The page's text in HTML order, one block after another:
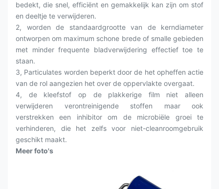
bedekt, die snel, efficiënt en gemakkelijk kan zijn om stof
en deeltje te verwijderen.
2, worden de standaardgrootte van de kerndiameter
ontworpen om maximum schone brede of smalle gebieden
met minder frequente bladverwijdering effectief toe te
staan.
3, Particulates worden beperkt door de het opheffen actie
van de rol aangezien het over de oppervlakte overgaat.
4, de kleefstof op de plakkerige film niet alleen
verwijderen verontreinigende stoffen maar ook
verstrekken een inhibitor om de microbiële groei te
verhinderen, die het zelfs voor niet-cleanroomgebruik
geschikt maakt.
Meer foto's